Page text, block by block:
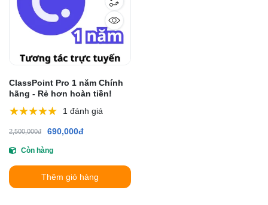
ClassPoint Pro 1 năm Chính
hãng - Rẻ hơn hoàn tiền!
1 đánh giá
2,500,000đ 690,000đ
Còn hàng
Thêm giỏ hàng